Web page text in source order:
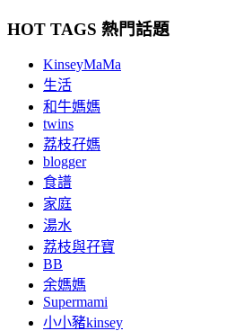
HOT TAGS 熱門話題
KinseyMaMa
生活
和牛媽媽
twins
荔枝孖媽
blogger
食譜
家庭
湯水
荔枝與孖寶
BB
余媽媽
Supermami
小小豬kinsey